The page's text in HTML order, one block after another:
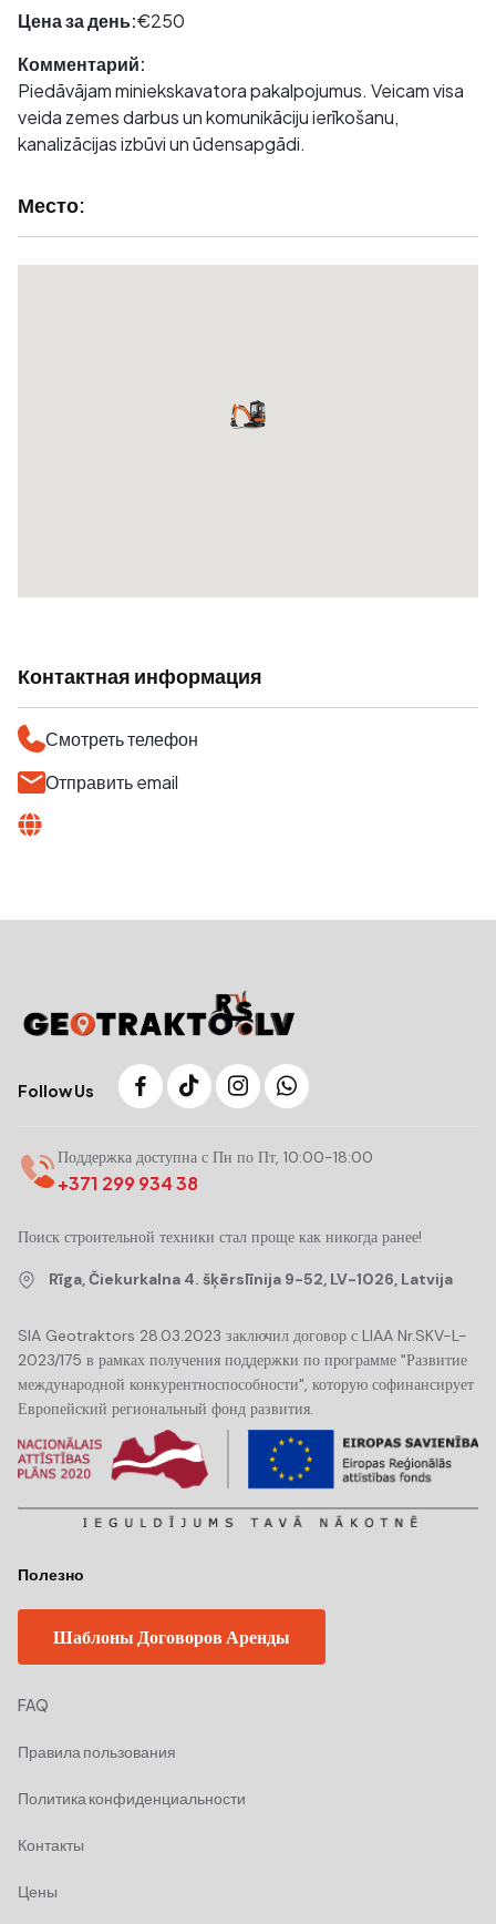
Цена за день:€250
Комментарий:
Piedāvājam miniekskavatora pakalpojumus. Veicam visa
veida zemes darbus un komunikāciju ierīkošanu,
kanalizācijas izbūvi un ūdensapgādi.
Место:
Контактная информация
Смотреть телефон
Отправить email
Follow Us
Поддержка доступна с Пн по Пт, 10:00-18:00
+371 299 934 38
Поиск строительной техники стал проще как никогда ранее!
Rīga, Čiekurkalna 4. šķērslīnija 9-52, LV-1026, Latvija
SIA Geotraktors 28.03.2023 заключил договор с LIAA Nr.SKV-L-
2023/175 в рамках получения поддержки по программе "Развитие
международной конкурентноспособности", которую софинансирует
Европейский региональный фонд развития.
Полезно
Шаблоны Договоров Аренды
FAQ
Правила пользования
Политика конфиденциальности
Контакты
Цены